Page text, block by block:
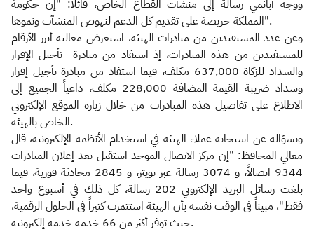
ووجه أبانمي رسالةً إلى منشآت القطاع الخاص، قائلاً: "إن حكومة
المملكة حريصة على تقديم كل الدعم لنهوض المنشآت ونموها".
وعن عدد المستفيدين من مبادرات الهيئة، استعرض معاليه أبرز الأرقام
للمستفيدين من هذه المبادرات، إذ استفاد من مبادرة تأجيل الإقرار
والسداد للزكاة 637,000 مكلف، فيما استفاد من مبادرة تأجيل إقرار
وسداد ضريبة القيمة المضافة 228,000 مكلف، داعياً الجميع إلى
الاطلاع على تفاصيل هذه المبادرات من خلال زيارة الموقع الإلكتروني
الخاص بالهيئة.
وبسؤاله عن استجابة عملاء الهيئة في استخدام الأنظمة الإلكترونية، قال
معالي المحافظ: "إن مركز الاتصال الموحد استقبل بعد إعلان المبادرات
9344 اتصالاً، و 3074 رسالة عبر تويتر، و 2845 محادثة فورية، فيما
بلغت رسائل البريد الإلكتروني 202 رسالة، كل ذلك في أسبوع واحد
فقط"، مبيناً في الوقت نفسه بأن الهيئة استثمرت كثيراً في الحلول الرقمية،
حيث توفر أكثر من 66 خدمة خدمة إلكترونية.